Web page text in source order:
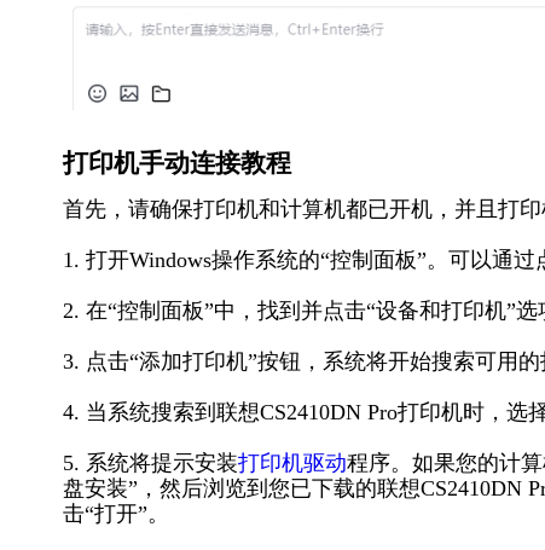
打印机手动连接教程
首先，请确保打印机和计算机都已开机，并且打印
1. 打开Windows操作系统的“控制面板”。可以通过
2. 在“控制面板”中，找到并点击“设备和打印机”选
3. 点击“添加打印机”按钮，系统将开始搜索可用的
4. 当系统搜索到联想CS2410DN Pro打印机时，选
5. 系统将提示安装打印机驱动程序。如果您的计
盘安装”，然后浏览到您已下载的联想CS2410DN
击“打开”。